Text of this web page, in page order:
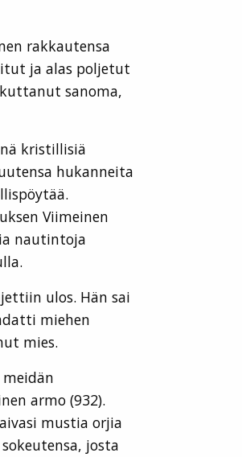
rakkautensa
ja alas poljetut
sanoma,
kristillisiä
hukanneita
Viimeinen
nautintoja
ulos. Hän sai
miehen
mies.
armo (932).
mustia orjia
josta